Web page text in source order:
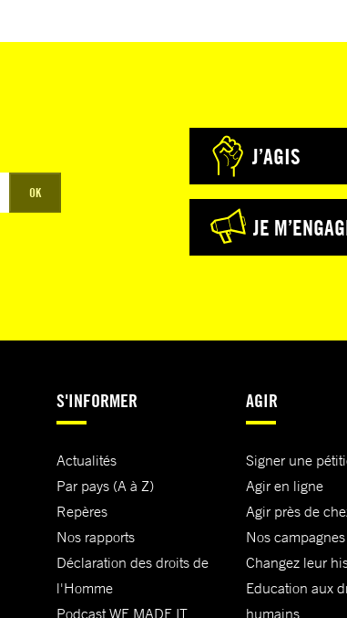
OK
J’AGIS
JE
S'INFORMER
Actualités
Par pays (A à Z)
Repères
Nos rapports
Déclaration des droits de
l'Homme
Podcast WE MADE IT
AGIR
Signer une
Agir en ligne
Agir près de
Nos campagnes
Changez leur
Education aux
humains